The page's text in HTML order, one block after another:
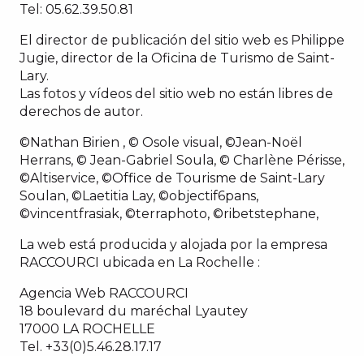
Tel: 05.62.39.50.81
El director de publicación del sitio web es Philippe
Jugie, director de la Oficina de Turismo de Saint-
Lary.
Las fotos y vídeos del sitio web no están libres de
derechos de autor.
©Nathan Birien , © Osole visual, ©Jean-Noël
Herrans, © Jean-Gabriel Soula, © Charlène Périsse,
©Altiservice, ©Office de Tourisme de Saint-Lary
Soulan, ©Laetitia Lay, ©objectif6pans,
©vincentfrasiak, ©terraphoto, ©ribetstephane,
La web está producida y alojada por la empresa
RACCOURCI ubicada en La Rochelle :
Agencia Web RACCOURCI
18 boulevard du maréchal Lyautey
17000 LA ROCHELLE
Tel. +33(0)5.46.28.17.17